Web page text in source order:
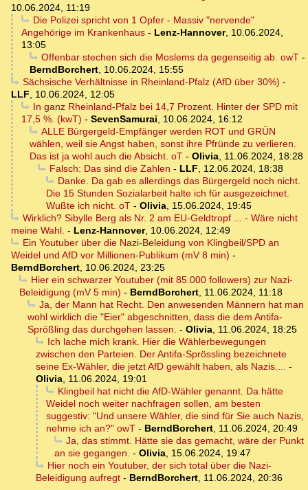
10.06.2024, 11:19
Die Polizei spricht von 1 Opfer - Massiv "nervende"
Angehörige im Krankenhaus - Lenz-Hannover, 10.06.2024,
13:05
Offenbar stechen sich die Moslems da gegenseitig ab. owT-
BerndBorchert, 10.06.2024, 15:55
Sächsische Verhältnisse in Rheinland-Pfalz (AfD über 30%) -
LLF, 10.06.2024, 12:05
In ganz Rheinland-Pfalz bei 14,7 Prozent. Hinter der SPD mit
17,5 %. (kwT) - SevenSamurai, 10.06.2024, 16:12
ALLE Bürgergeld-Empfänger werden ROT und GRÜN
wählen, weil sie Angst haben, sonst ihre Pfründe zu verlieren.
Das ist ja wohl auch die Absicht. oT - Olivia, 11.06.2024, 18:28
Falsch: Das sind die Zahlen - LLF, 12.06.2024, 18:38
Danke. Da gab es allerdings das Bürgergeld noch nicht.
Die 15 Stunden Sozialarbeit halte ich für ausgezeichnet.
Wußte ich nicht. oT - Olivia, 15.06.2024, 19:45
Wirklich? Sibylle Berg als Nr. 2 am EU-Geldtropf ... - Wäre nicht
meine Wahl. - Lenz-Hannover, 10.06.2024, 12:49
Ein Youtuber über die Nazi-Beleidung von Klingbeil/SPD an
Weidel und AfD vor Millionen-Publikum (mV 8 min) -
BerndBorchert, 10.06.2024, 23:25
Hier ein schwarzer Youtuber (mit 85.000 followers) zur Nazi-
Beleidigung (mV 5 min) - BerndBorchert, 11.06.2024, 11:18
Ja, der Mann hat Recht. Den anwesenden Männern hat man
wohl wirklich die "Eier" abgeschnitten, dass die dem Antifa-
Sprößling das durchgehen lassen. - Olivia, 11.06.2024, 18:25
Ich lache mich krank. Hier die Wählerbewegungen
zwischen den Parteien. Der Antifa-Sprössling bezeichnete
seine Ex-Wähler, die jetzt AfD gewählt haben, als Nazis.... -
Olivia, 11.06.2024, 19:01
Klingbeil hat nicht die AfD-Wähler genannt. Da hätte
Weidel noch weiter nachfragen sollen, am besten
suggestiv: "Und unsere Wähler, die sind für Sie auch Nazis,
nehme ich an?" owT - BerndBorchert, 11.06.2024, 20:49
Ja, das stimmt. Hätte sie das gemacht, wäre der Punkt
an sie gegangen. - Olivia, 15.06.2024, 19:47
Hier noch ein Youtuber, der sich total über die Nazi-
Beleidigung aufregt - BerndBorchert, 11.06.2024, 20:36